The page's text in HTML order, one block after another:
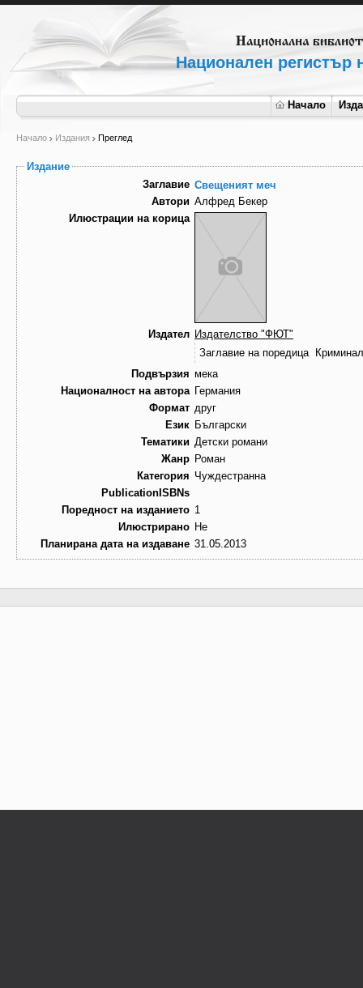
Национален регистър
Начало
Начало Издания Преглед
Издание
Заглавие Свещеният меч
Автори Алфред Бекер
Илюстрации на корица
Издател Издателство "ФЮТ"
Заглавие на поредица
Подвързия мека
Националност на автора Германия
Формат друг
Език Български
Тематики Детски романи
Жанр Роман
Категория Чуждестранна
PublicationISBNs
Поредност на изданието 1
Илюстрирано Не
Планирана дата на издаване 31.05.2013